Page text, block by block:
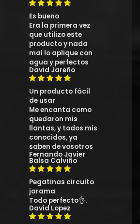
Es bueno
Era la primera vez
que utilizo este
producto y nada
mal lo aplique con
agua y perfectos
David Jareño
Un producto fácil
de usar
Me encanta como
quedaron mis
llantas, y todos mis
conocidos, ya
saben de vosotros
Fernando Javier
Balsa Calviño
Pegatinas circuito
jarama
Todo perfecto👌.
David Lopez